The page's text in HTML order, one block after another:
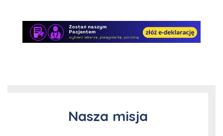
Nasza misja